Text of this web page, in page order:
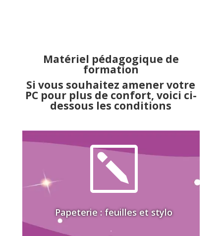
Matériel pédagogique de
formation
Si vous souhaitez amener votre
PC pour plus de confort, voici ci-
dessous les conditions
k
Papeterie : feuilles et stylo